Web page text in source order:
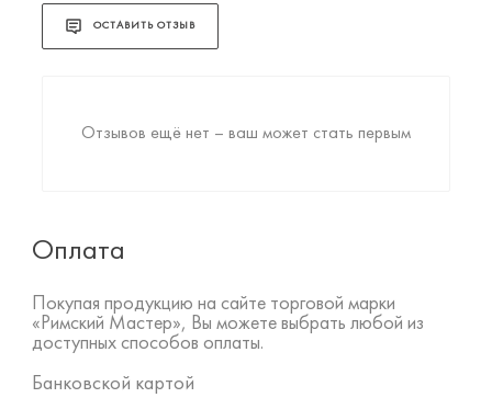
ОСТАВИТЬ ОТЗЫВ
Отзывов ещё нет – ваш может стать первым
Оплата
Покупая продукцию на сайте торговой марки
«Римский Мастер», Вы можете выбрать любой из
доступных способов оплаты.
Банковской картой